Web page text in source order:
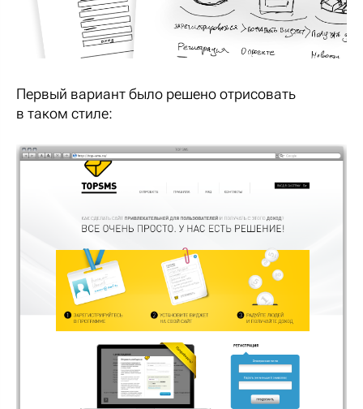
Первый вариант было решено отрисовать
в таком стиле: